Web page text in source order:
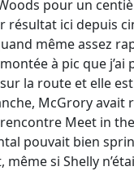
pour un
résultat ici depuis
même assez
à pic que
la route et elle
McGrory
Meet in
pouvait bien
même si Shelly